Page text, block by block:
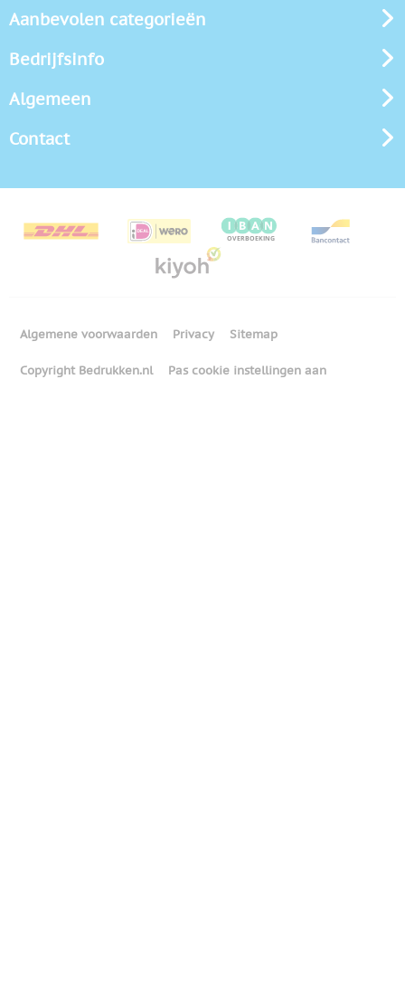
Aanbevolen categorieën
Bedrijfsinfo
Algemeen
Contact
Algemene voorwaarden Privacy Sitemap
Copyright Bedrukken.nl Pas cookie instellingen aan